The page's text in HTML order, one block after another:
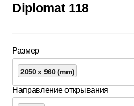
Diplomat 118
Размер
2050 x 960 (mm)
Направление открывания